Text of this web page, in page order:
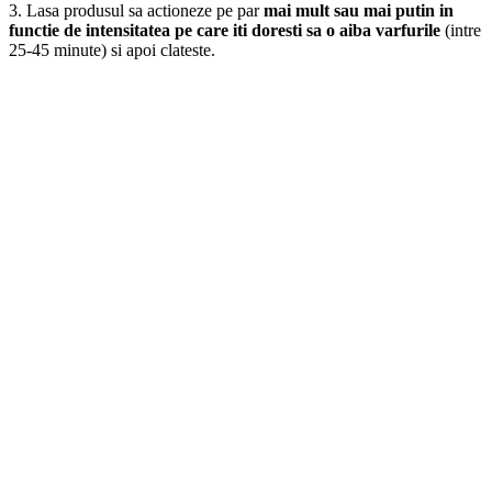
3. Lasa produsul sa actioneze pe parmai mult sau mai putin in
functie de intensitatea pe care iti doresti sa o aiba varfurile (intre
25-45 minute) si apoi clateste.